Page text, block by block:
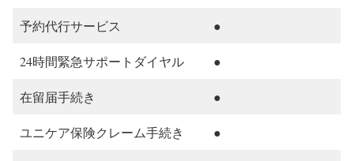
予約代行サービス ●
24時間緊急サポートダイヤル ●
在留届手続き ●
ユニケア保険クレーム手続き ●